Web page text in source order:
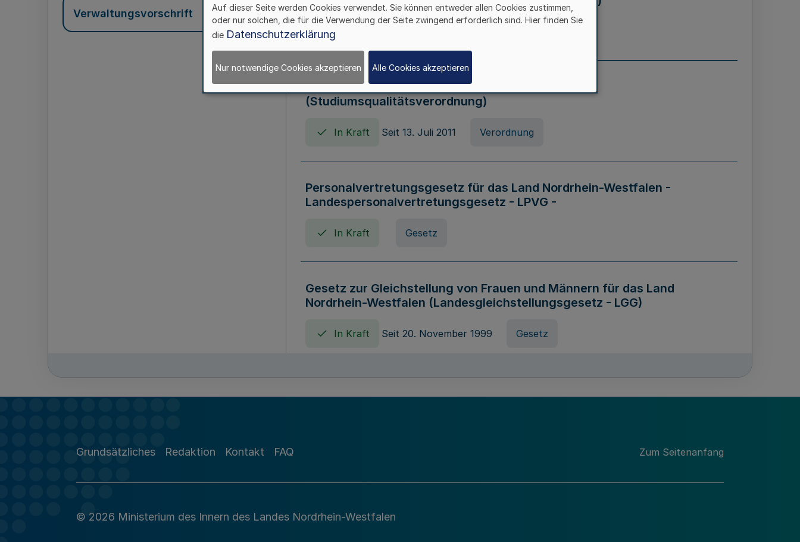
Verwaltungsvorschrift
In Kraft
Verordnung zum Studiumsqualitätsgesetz
(Studiumsqualitätsverordnung)
In Kraft Seit 13. Juli 2011 Verordnung
Personalvertretungsgesetz für das Land Nordrhein-Westfalen -
Landespersonalvertretungsgesetz - LPVG -
In Kraft Gesetz
Gesetz zur Gleichstellung von Frauen und Männern für das Land
Nordrhein-Westfalen (Landesgleichstellungsgesetz - LGG)
In Kraft Seit 20. November 1999 Gesetz
Grundsätzliches Redaktion Kontakt FAQ Zum Seitenanfang
© 2026 Ministerium des Innern des Landes Nordrhein-Westfalen
Auf dieser Seite werden Cookies verwendet. Sie können entweder allen Cookies zustimmen,
oder nur solchen, die für die Verwendung der Seite zwingend erforderlich sind. Hier finden Sie
die Datenschutzerklärung
Nur notwendige Cookies akzeptieren Alle Cookies akzeptieren